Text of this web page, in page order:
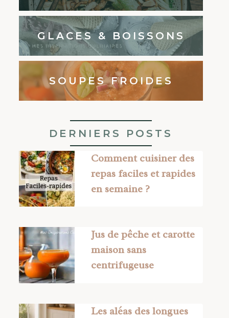
GLACES & BOISSONS
SOUPES FROIDES
DERNIERS POSTS
Comment cuisiner des
repas faciles et rapides
en semaine ?
Jus de pêche et carotte
maison sans
centrifugeuse
Les aléas des longues